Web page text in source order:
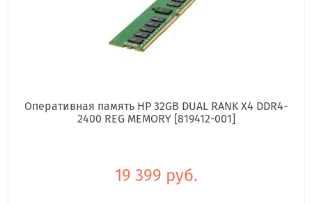
Оперативная память HP 32GB DUAL RANK X4 DDR4-
2400 REG MEMORY [819412-001]
19 399 руб.